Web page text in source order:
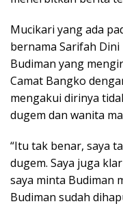
Mucikari yang ada
bernama Sarifah
Budiman yang
Camat Bangko
mengakui dirinya
dugem dan wanita
“Itu tak benar, saya
dugem. Saya juga
saya minta Budiman
Budiman sudah